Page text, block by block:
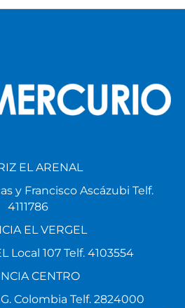
EL ARENAL
y Francisco Ascázubi Telf.
4111786
EL VERGEL
Local 107 Telf. 4103554
CENTRO
Colombia Telf. 2824000